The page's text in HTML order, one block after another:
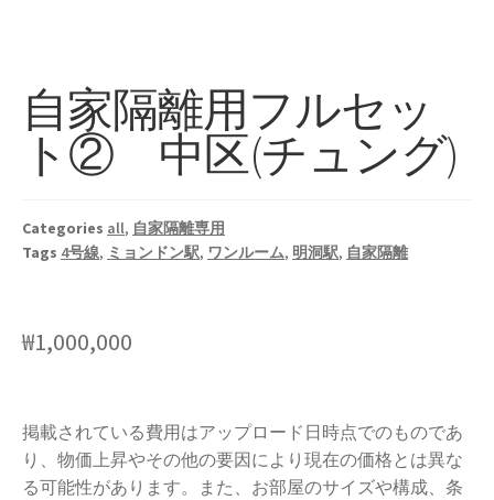
自家隔離用フルセッ
ト② 中区(チュング)
Categories all, 自家隔離専用
Tags 4号線, ミョンドン駅, ワンルーム, 明洞駅, 自家隔離
₩1,000,000
掲載されている費用はアップロード日時点でのものであ
り、物価上昇やその他の要因により現在の価格とは異な
る可能性があります。また、お部屋のサイズや構成、条